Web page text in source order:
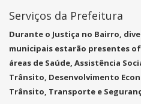
Serviços da Prefeitura
Durante o Justiça no Bairro,
municipais estarão presentes
áreas de Saúde, Assistência
Trânsito, Desenvolvimento
Trânsito, Transporte e